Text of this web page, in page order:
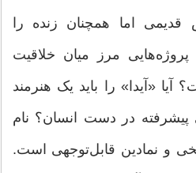
قدیمی اما همچنان زنده را
مرز میان خلاقیت
«آیدا» را باید یک هنرمند
پیشرفته در دست انسان؟ نام
و نمادین قابل‌توجهی است.